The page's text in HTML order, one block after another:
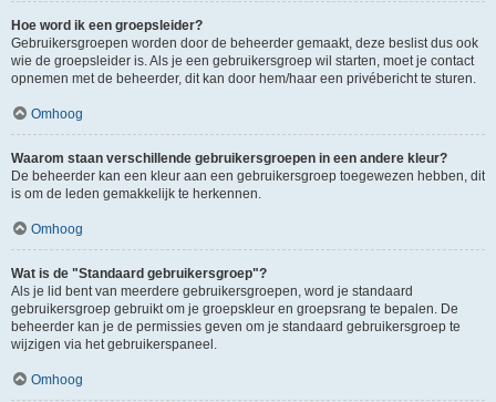
Hoe word ik een groepsleider?
Gebruikersgroepen worden door de beheerder gemaakt, deze beslist dus ook
wie de groepsleider is. Als je een gebruikersgroep wil starten, moet je contact
opnemen met de beheerder, dit kan door hem/haar een privébericht te sturen.
Omhoog
Waarom staan verschillende gebruikersgroepen in een andere kleur?
De beheerder kan een kleur aan een gebruikersgroep toegewezen hebben, dit
is om de leden gemakkelijk te herkennen.
Omhoog
Wat is de "Standaard gebruikersgroep"?
Als je lid bent van meerdere gebruikersgroepen, word je standaard
gebruikersgroep gebruikt om je groepskleur en groepsrang te bepalen. De
beheerder kan je de permissies geven om je standaard gebruikersgroep te
wijzigen via het gebruikerspaneel.
Omhoog